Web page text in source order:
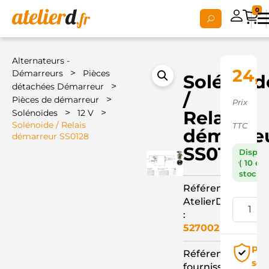
0
Alternateurs -
Démarreurs
>
Pièces
détachées Démarreur
>
Pièces de démarreur >
Solénoïdes > 12 V >
Solénoide / Relais
démarreur SS0128
/
Relais
SS0128
Référence
AtelierD
:
527002
Référence
Prix
TTC
( 10 en
stock )